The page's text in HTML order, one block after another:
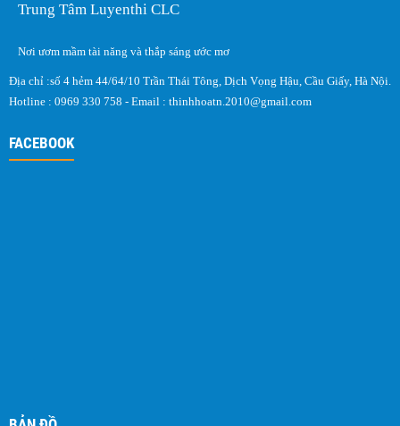
Trung Tâm Luyenthi CLC
Nơi ươm mầm tài năng và thắp sáng ước mơ
Địa chỉ :số 4 hẻm 44/64/10 Trần Thái Tông, Dịch Vọng Hậu, Cầu Giấy, Hà Nội.
Hotline : 0969 330 758 - Email : thinhhoatn.2010@gmail.com
FACEBOOK